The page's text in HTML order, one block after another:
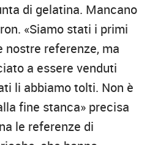
di gelatina. Mancano
«Siamo stati i primi
referenze, ma
a essere venduti
li abbiamo tolti. Non è
fine stanca» precisa
le referenze di